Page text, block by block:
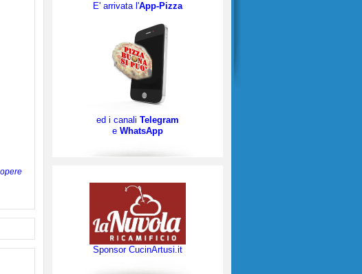
E' arrivata l'App-Pizza
ed i canali Telegram
e WhatsApp
Sponsor CucinArtusi.it